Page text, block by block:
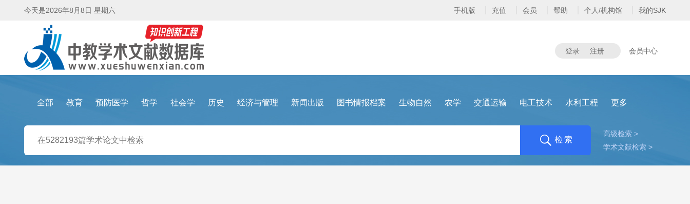
今天是2026年8月8日 星期六 手机版 充值 会员 帮助 个人/机构馆 我的SJK
登录 注册 会员中心
全部 教育 预防医学 哲学 社会学 历史 经济与管理 新闻出版 图书情报档案 生物自然 农学 交通运输 电工技术 水利工程 更多
检索
高级检索 >
学术文献检索 >